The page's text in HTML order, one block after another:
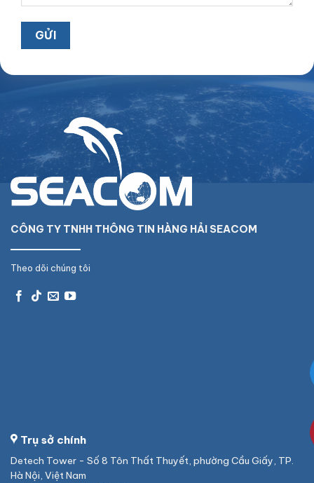
CÔNG TY TNHH THÔNG TIN HÀNG HẢI SEACOM
Theo dõi chúng tôi
Trụ sở chính
Detech Tower - Số 8 Tôn Thất Thuyết, phường Cầu Giấy, TP.
Hà Nội, Việt Nam